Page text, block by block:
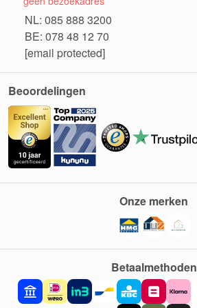
NL: 085 888 3200
BE: 078 48 12 70
[email protected]
Beoordelingen
Betaalmethoden
Onze merken